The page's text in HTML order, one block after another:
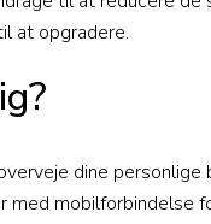
at opgradere.
dine personlige
mobilforbindelse